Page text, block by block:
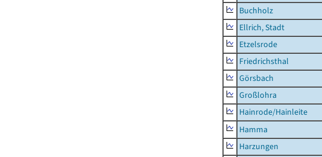
Buchholz
Ellrich, Stadt
Etzelsrode
Friedrichsthal
Görsbach
Großlohra
Hainrode/Hainleite
Hamma
Harzungen